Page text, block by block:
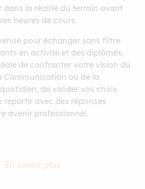
dans la réalité du terrain avant
heures de cours.
pour échanger sans filtre
en activité et des diplômés.
de confronter votre vision du
Communication ou de la
de valider vos choix
repartir avec des réponses
avenir professionnel.
En savoir plus